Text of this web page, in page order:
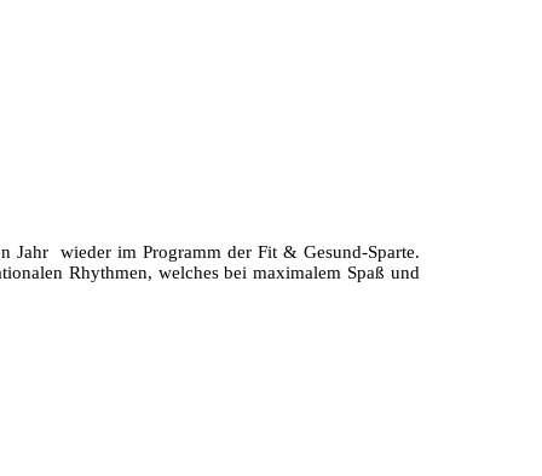
Jahr wieder im Programm der Fit & Gesund-Sparte.
Rhythmen, welches bei maximalem Spaß und